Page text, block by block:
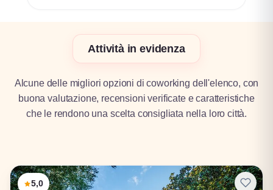
Attività in evidenza
Alcune delle migliori opzioni di coworking dell'elenco, con
buona valutazione, recensioni verificate e caratteristiche
che le rendono una scelta consigliata nella loro città.
5,0